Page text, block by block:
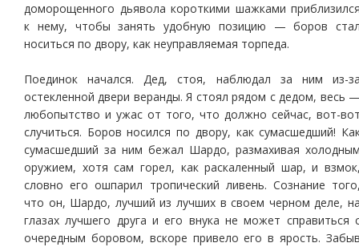
доморощенного дьявола короткими шажками
к нему, чтобы занять удобную позицию — боров
носиться по двору, как неуправляемая торпеда.
Поединок начался. Дед, стоя, наблюдал за ним из-
остекленной двери веранды. Я стоял рядом с дедом, весь
любопытство и ужас от того, что должно сейчас, вот-
случиться. Боров носился по двору, как сумасшедший!
сумасшедший за ним бежал Шардо, размахивая
оружием, хотя сам горел, как раскаленный шар, и
словно его ошпарил тропический ливень. Сознание
что он, Шардо, лучший из лучших в своем черном деле,
глазах лучшего друга и его внука не может справиться
очередным боровом, вскоре привело его в ярость.